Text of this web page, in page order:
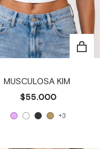
MUSCULOSA KIM
$55.000
+3